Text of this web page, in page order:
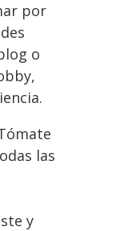
por
o
las
y